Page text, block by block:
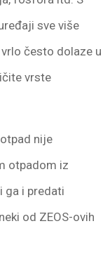
sve više
često dolaze u
vrste
nije
otpadom iz
ga i predati
od ZEOS-ovih